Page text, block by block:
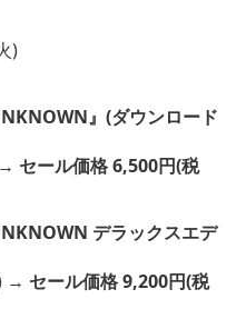
)
』(ダウンロード
セール価格 6,500円(税
デラックスエデ
→ セール価格 9,200円(税